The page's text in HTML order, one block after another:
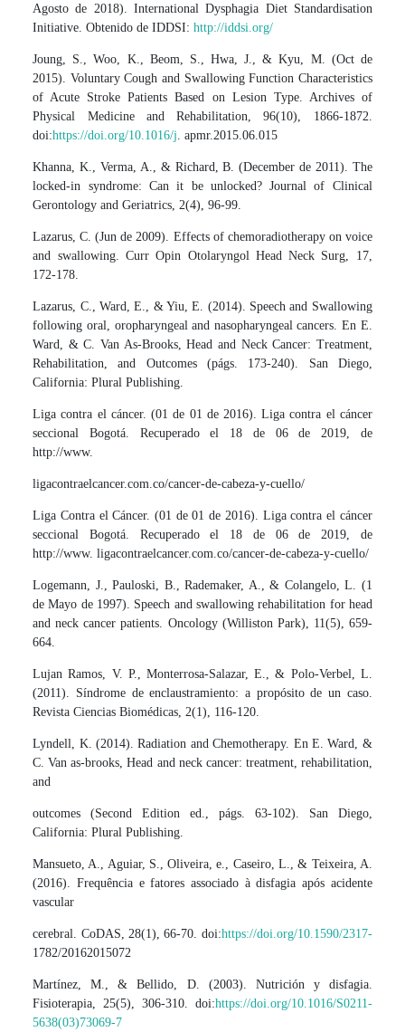
Agosto de 2018). International Dysphagia Diet Standardisation
Initiative. Obtenido de IDDSI:http://iddsi.org/
Joung, S., Woo, K., Beom, S., Hwa, J., & Kyu, M. (Oct de
2015). Voluntary Cough and Swallowing Function Characteristics
of Acute Stroke Patients Based on Lesion Type. Archives of
Physical Medicine and Rehabilitation, 96(10), 1866-1872.
doi:https://doi.org/10.1016/j . apmr.2015.06.015
Khanna, K., Verma, A., & Richard, B. (December de 2011). The
locked-in syndrome: Can it be unlocked? Journal of Clinical
Gerontology and Geriatrics, 2(4), 96-99.
Lazarus, C. (Jun de 2009). Effects of chemoradiotherapy on voice
and swallowing. Curr Opin Otolaryngol Head Neck Surg, 17,
172-178.
Lazarus, C., Ward, E., & Yiu, E. (2014). Speech and Swallowing
following oral, oropharyngeal and nasopharyngeal cancers. En E.
Ward, & C. Van As-Brooks, Head and Neck Cancer: Treatment,
Rehabilitation, and Outcomes (págs. 173-240). San Diego,
California: Plural Publishing.
Liga contra el cáncer. (01 de 01 de 2016). Liga contra el cáncer
seccional Bogotá. Recuperado el 18 de 06 de 2019, de
http://www.
ligacontraelcancer.com.co/cancer-de-cabeza-y-cuello/
Liga Contra el Cáncer. (01 de 01 de 2016). Liga contra el cáncer
seccional Bogotá. Recuperado el 18 de 06 de 2019, de
http://www. ligacontraelcancer.com.co/cancer-de-cabeza-y-cuello/
Logemann, J., Pauloski, B., Rademaker, A., & Colangelo, L. (1
de Mayo de 1997). Speech and swallowing rehabilitation for head
and neck cancer patients. Oncology (Williston Park), 11(5), 659-
664.
Lujan Ramos, V. P., Monterrosa-Salazar, E., & Polo-Verbel, L.
(2011). Síndrome de enclaustramiento: a propósito de un caso.
Revista Ciencias Biomédicas, 2(1), 116-120.
Lyndell, K. (2014). Radiation and Chemotherapy. En E. Ward, &
C. Van as-brooks, Head and neck cancer: treatment, rehabilitation,
and
outcomes (Second Edition ed., págs. 63-102). San Diego,
California: Plural Publishing.
Mansueto, A., Aguiar, S., Oliveira, e., Caseiro, L., & Teixeira, A.
(2016). Frequência e fatores associado à disfagia após acidente
vascular
cerebral. CoDAS, 28(1), 66-70. doi:https://doi.org/10.1590/2317-
1782/20162015072
Martínez, M., & Bellido, D. (2003). Nutrición y disfagia.
Fisioterapia, 25(5), 306-310. doi:https://doi.org/10.1016/S0211-
5638(03)73069-7